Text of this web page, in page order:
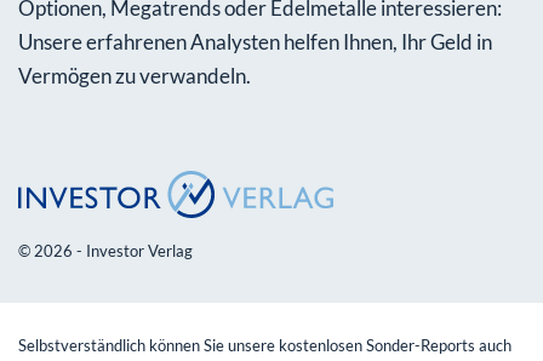
Optionen, Megatrends oder Edelmetalle interessieren:
Unsere erfahrenen Analysten helfen Ihnen, Ihr Geld in
Vermögen zu verwandeln.
© 2026 - Investor Verlag
Selbstverständlich können Sie unsere kostenlosen Sonder-Reports auch